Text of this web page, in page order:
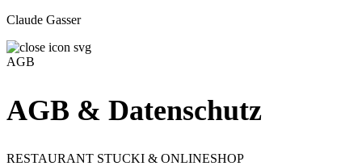
Claude Gasser
AGB
AGB & Datenschutz
RESTAURANT STUCKI & ONLINESHOP